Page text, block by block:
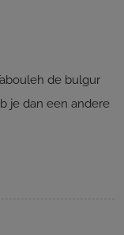
de bulgur
je dan een andere